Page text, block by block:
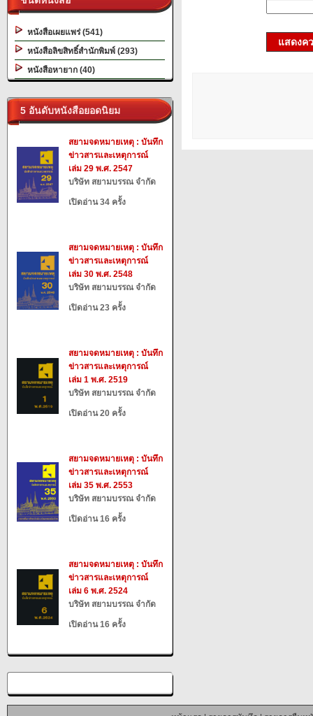
หนังสือเผยแพร่ (541)
หนังสือลิขสิทธิ์สำนักพิมพ์ (293)
หนังสือหายาก (40)
5 อันดับหนังสือยอดนิยม
สยามจดหมายเหตุ : บันทึก
ข่าวสารและเหตุการณ์
เล่ม 29 พ.ศ. 2547
บริษัท สยามบรรณ จำกัด
เปิดอ่าน 34 ครั้ง
สยามจดหมายเหตุ : บันทึก
ข่าวสารและเหตุการณ์
เล่ม 30 พ.ศ. 2548
บริษัท สยามบรรณ จำกัด
เปิดอ่าน 23 ครั้ง
สยามจดหมายเหตุ : บันทึก
ข่าวสารและเหตุการณ์
เล่ม 1 พ.ศ. 2519
บริษัท สยามบรรณ จำกัด
เปิดอ่าน 20 ครั้ง
สยามจดหมายเหตุ : บันทึก
ข่าวสารและเหตุการณ์
เล่ม 35 พ.ศ. 2553
บริษัท สยามบรรณ จำกัด
เปิดอ่าน 16 ครั้ง
สยามจดหมายเหตุ : บันทึก
ข่าวสารและเหตุการณ์
เล่ม 6 พ.ศ. 2524
บริษัท สยามบรรณ จำกัด
เปิดอ่าน 16 ครั้ง
แสดงค